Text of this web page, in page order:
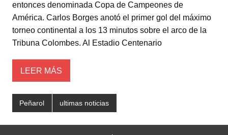
p
p
o
o
k
a
r
t
r
entonces denominada Copa de Campeones de
América. Carlos Borges anotó el primer gol del máximo
torneo continental a los 13 minutos sobre el arco de la
Tribuna Colombes. Al Estadio Centenario
LEER MÁS
Peñarol ultimas noticias